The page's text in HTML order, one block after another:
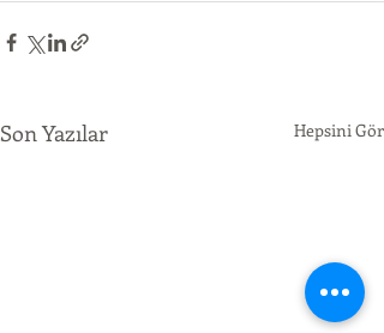
Son Yazılar Hepsini Gör